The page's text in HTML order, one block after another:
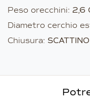
Peso orecchini: 2,6
Diametro cerchio
Chiusura: SCATTINO